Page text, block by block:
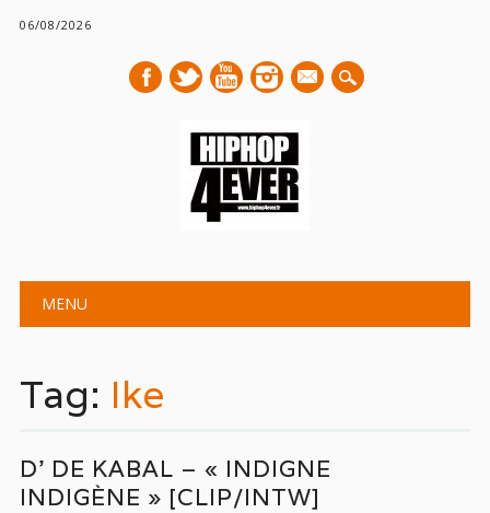
06/08/2026
mail
Main menu
MENU
Tag: Ike
D’ DE KABAL – « INDIGNE
INDIGÈNE » [CLIP/INTW]